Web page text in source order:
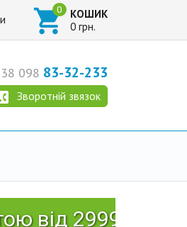
 КОШИК
0 грн.
098 83-32-233
Зворотній звязок
грн!